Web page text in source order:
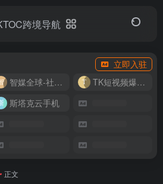
立即入驻
智媒全球-社媒管理平台
TK短视频爆款复刻
斯塔克云手机
• 正文